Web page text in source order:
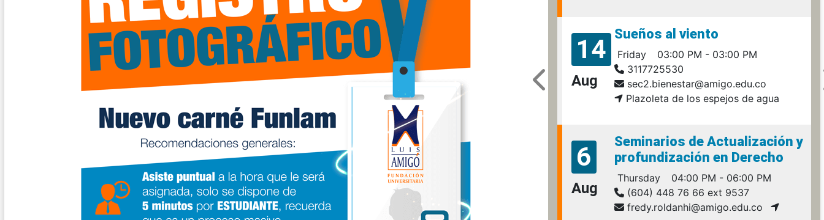
14
Aug
Sueños al viento
Friday
03:00 PM - 03:00 PM
3117725530
sec2.bienestar@amigo.edu.co
Plazoleta de los espejos de agua
6
Aug
Seminarios de Actualización y
profundización en Derecho
Thursday
04:00 PM - 06:00 PM
(604) 448 76 66 ext 9537
fredy.roldanhi@amigo.edu.co